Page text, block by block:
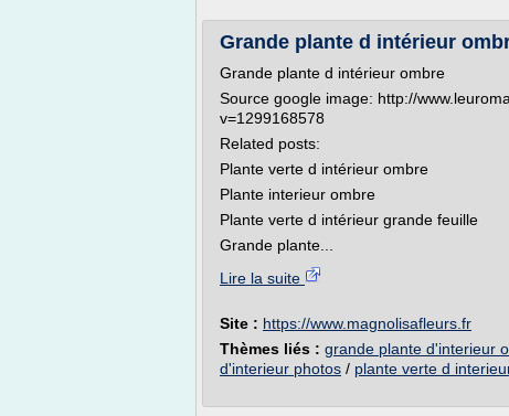
Grande plante d intérieur
Grande plante d intérieur ombre
Source google image: http://
v=1299168578
Related posts:
Plante verte d intérieur ombre
Plante interieur ombre
Plante verte d intérieur grande feuille
Grande plante...
Lire la suite
Site : https://www.magnolisafleurs.fr
Thèmes liés : grande plante d'interieur
d'interieur photos / plante verte d